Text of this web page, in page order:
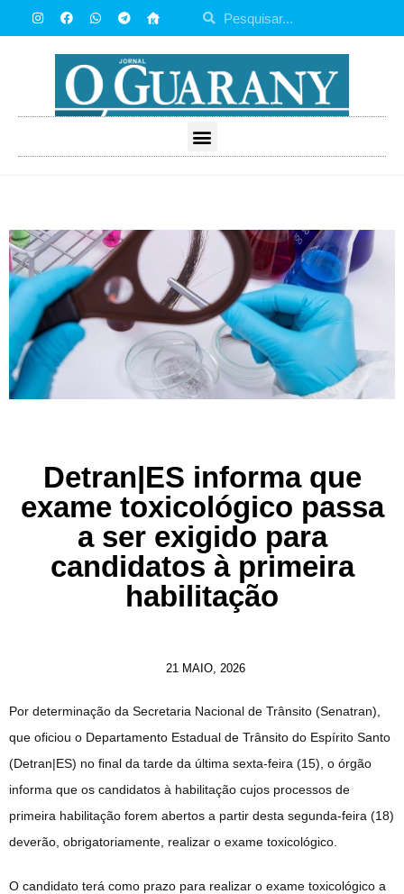
Detran|ES informa que
exame toxicológico passa
a ser exigido para
candidatos à primeira
habilitação
21 MAIO, 2026
Por determinação da Secretaria Nacional de Trânsito (Senatran),
que oficiou o Departamento Estadual de Trânsito do Espírito Santo
(Detran|ES) no final da tarde da última sexta-feira (15), o órgão
informa que os candidatos à habilitação cujos processos de
primeira habilitação forem abertos a partir desta segunda-feira (18)
deverão, obrigatoriamente, realizar o exame toxicológico.
O candidato terá como prazo para realizar o exame toxicológico a